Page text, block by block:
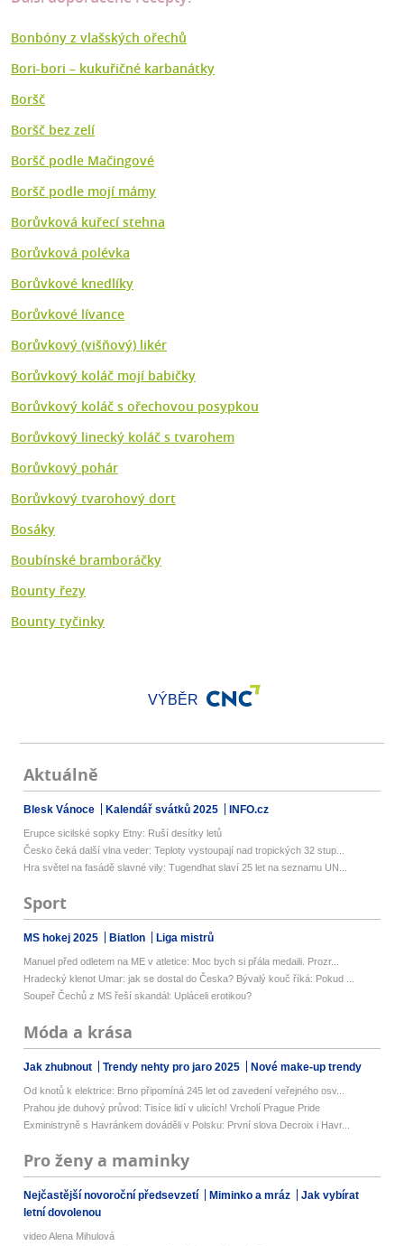
Bonbóny z vlašských ořechů
Bori-bori – kukuřičné karbanátky
Boršč
Boršč bez zelí
Boršč podle Mačingové
Boršč podle mojí mámy
Borůvková kuřecí stehna
Borůvková polévka
Borůvkové knedlíky
Borůvkové lívance
Borůvkový (višňový) likér
Borůvkový koláč mojí babičky
Borůvkový koláč s ořechovou posypkou
Borůvkový linecký koláč s tvarohem
Borůvkový pohár
Borůvkový tvarohový dort
Bosáky
Boubínské bramboráčky
Bounty řezy
Bounty tyčinky
VÝBĚR
Aktuálně
Blesk Vánoce Kalendář svátků 2025 INFO.cz
Erupce sicilské sopky Etny: Ruší desítky letů
Česko čeká další vlna veder: Teploty vystoupají nad tropických 32 stup...
Hra světel na fasádě slavné vily: Tugendhat slaví 25 let na seznamu UN...
Sport
MS hokej 2025 Biatlon Liga mistrů
Manuel před odletem na ME v atletice: Moc bych si přála medaili. Prozr...
Hradecký klenot Umar: jak se dostal do Česka? Bývalý kouč říká: Pokud ...
Soupeř Čechů z MS řeší skandál: Upláceli erotikou?
Móda a krása
Jak zhubnout Trendy nehty pro jaro 2025 Nové make-up trendy
Od knotů k elektrice: Brno připomíná 245 let od zavedení veřejného osv...
Prahou jde duhový průvod: Tisíce lidí v ulicích! Vrcholí Prague Pride
Exministryně s Havránkem dováděli v Polsku: První slova Decroix i Havr...
Pro ženy a maminky
Nejčastější novoroční předsevzetí Miminko a mráz
Jak vybírat
letní dovolenou
video Alena Mihulová